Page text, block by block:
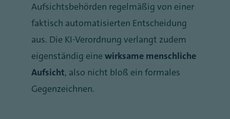
Aufsichtsbehörden regelmäßig von einer
faktisch automatisierten Entscheidung
aus. Die KI-Verordnung verlangt zudem
eigenständig eine wirksame menschliche
Aufsicht, also nicht bloß ein formales
Gegenzeichnen.